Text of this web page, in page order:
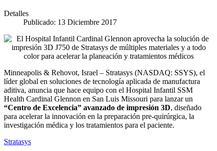
Detalles
Publicado: 13 Diciembre 2017
Minneapolis & Rehovot, Israel – Stratasys (NASDAQ: SSYS), el
líder global en soluciones de tecnología aplicada de manufactura
aditiva, anuncia que hace equipo con el Hospital Infantil SSM
Health Cardinal Glennon en San Luis Missouri para lanzar un
“Centro de Excelencia” avanzado de impresión 3D, diseñado
para acelerar la innovación en la preparación pre-quirúrgica, la
investigación médica y los tratamientos para el paciente.
Stratasys